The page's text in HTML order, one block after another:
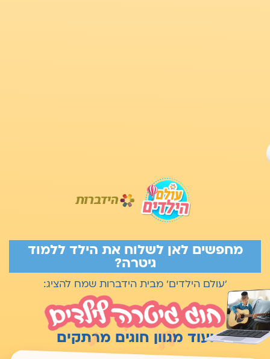
מחפשים לאן לשלוח את הילד ללמוד
גיטרה?
'עולם הילדים' מבית הידברות שמח להציג:
ועוד מגוון חוגים מרתקים